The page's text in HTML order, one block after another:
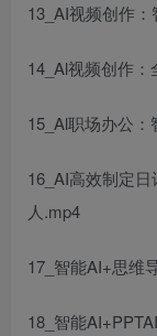
13_AI视频创作
14_Al视频创作
15_Al职场办公
16_AI高效制定
人.mp4
17_智能AI+思维
18_智能